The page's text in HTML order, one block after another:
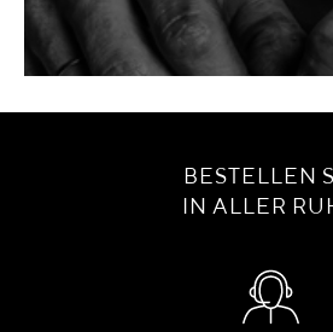
BESTELLEN
IN ALLER